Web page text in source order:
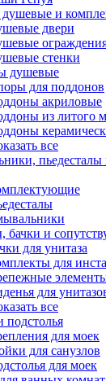
и
двери
стенки
душевые
для поддонов
акриловые
из литого
все
бачки и
для унитаза
для
для
все
для моек
для санузлов
для моек